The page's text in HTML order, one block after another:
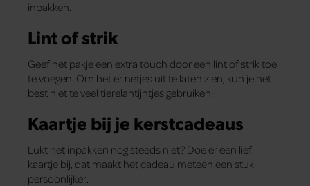
inpakken.
Lint of strik
Geef het pakje een extra touch door een lint of strik toe
te voegen. Om het er netjes uit te laten zien, kun je het
best niet te veel tierelantijntjes gebruiken.
Kaartje bij je kerstcadeaus
Lukt het inpakken nog steeds niet? Doe er een lief
kaartje bij, dat maakt het cadeau meteen een stuk
persoonlijker.